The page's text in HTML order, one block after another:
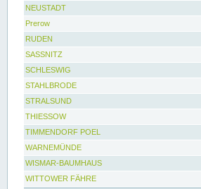
NEUSTADT
Prerow
RUDEN
SASSNITZ
SCHLESWIG
STAHLBRODE
STRALSUND
THIESSOW
TIMMENDORF POEL
WARNEMÜNDE
WISMAR-BAUMHAUS
WITTOWER FÄHRE